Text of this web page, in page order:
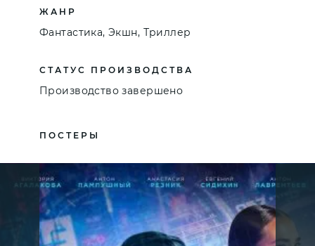
ЖАНР
Фантастика, Экшн, Триллер
СТАТУС ПРОИЗВОДСТВА
Производство завершено
ПОСТЕРЫ
СКАЧАТЬ
.JPEG
1792 ×
2560 PX